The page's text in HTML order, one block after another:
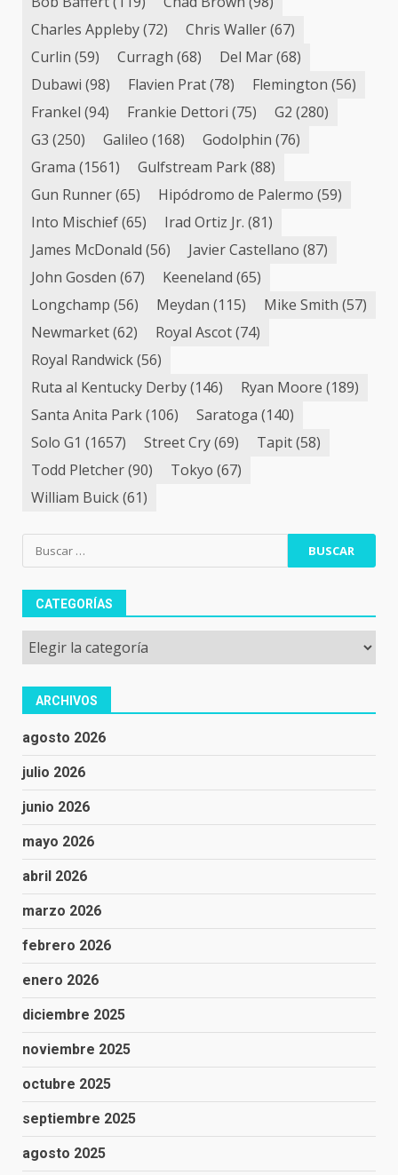
Charles Appleby(72) Chris Waller(67)
Curlin (59) Curragh (68) Del Mar(68)
Dubawi (98) Flavien Prat(78) Flemington (56)
Frankel (94) Frankie Dettori (75) G2 (280)
G3 (250) Galileo (168) Godolphin (76)
Grama (1561) Gulfstream Park(88)
Gun Runner(65) Hipódromo de Palermo (59)
Into Mischief(65) Irad Ortiz Jr. (81)
James McDonald (56) Javier Castellano (87)
John Gosden (67) Keeneland (65)
Longchamp (56) Meydan (115) Mike Smith (57)
Newmarket(62) Royal Ascot(74)
Royal Randwick(56)
Ruta al Kentucky Derby(146) Ryan Moore (189)
Santa Anita Park(106) Saratoga (140)
Solo G1 (1657) Street Cry(69) Tapit(58)
Todd Pletcher(90) Tokyo (67)
William Buick(61)
Buscar:
CATEGORÍAS
Categorías
ARCHIVOS
agosto 2026
julio 2026
junio 2026
mayo 2026
abril 2026
marzo 2026
febrero 2026
enero 2026
diciembre 2025
noviembre 2025
octubre 2025
septiembre 2025
agosto 2025